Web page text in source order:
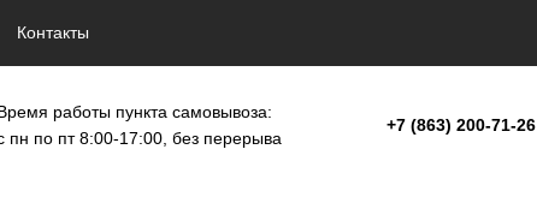
Контакты
работы пункта самовывоза:
пн по пт 8:00-17:00, без перерыва
+7 (863) 200-71-26